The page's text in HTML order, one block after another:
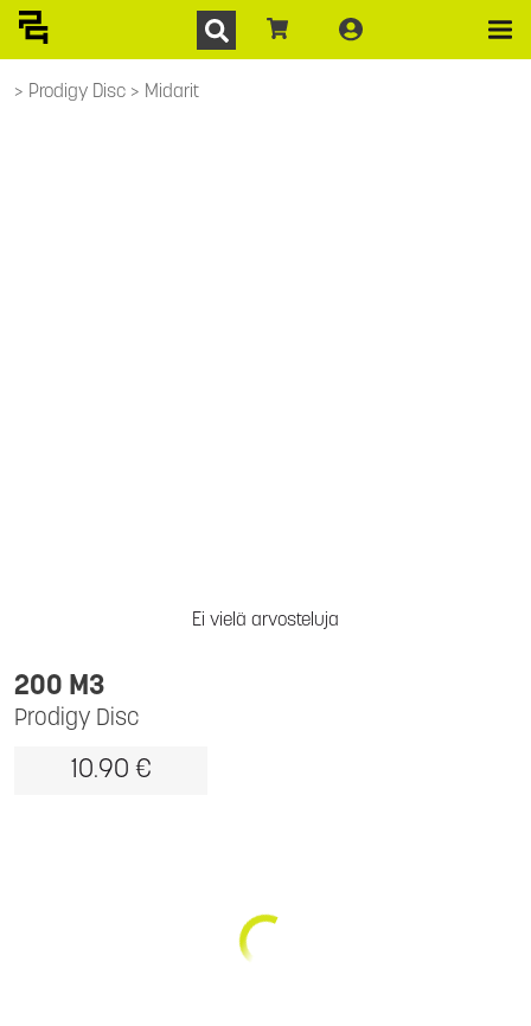
Prodigy Disc Midarit
Ei vielä arvosteluja
Prodigy Disc
200 M3
10.90 €